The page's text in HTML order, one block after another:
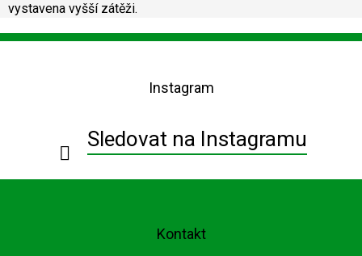
vystavena vyšší zátěži.
Z
Instagram
Sledovat na Instagramu
Kontakt